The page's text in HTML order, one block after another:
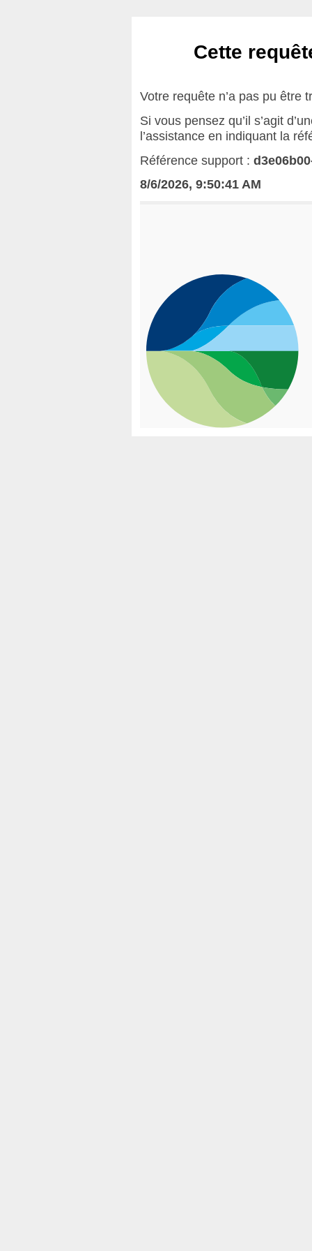
Cette
Votre requête n’a pas pu être
Si vous pensez qu’il s’agit
l’assistance en indiquant la
Référence support :
8/6/2026, 9:50:41 AM